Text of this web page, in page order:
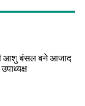
आशु बंसल बने आजाद